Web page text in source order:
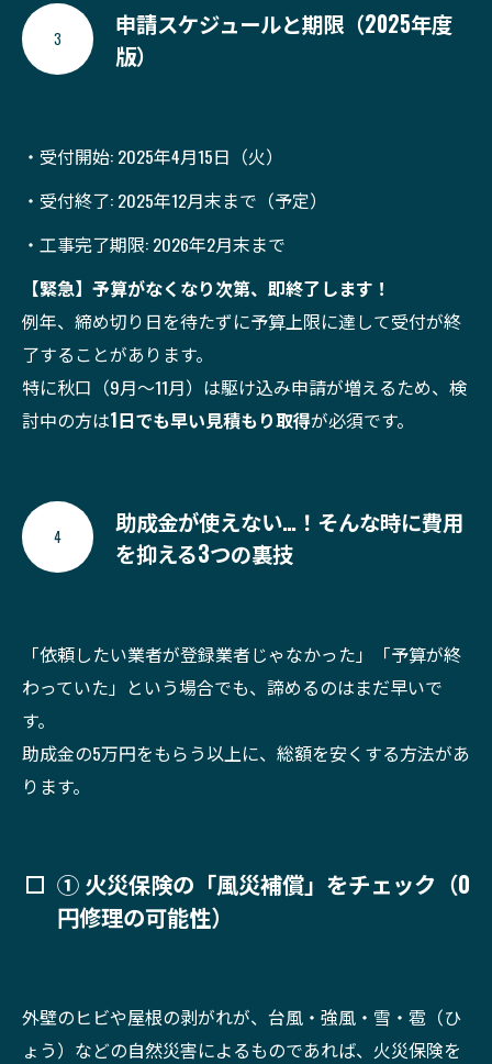
申請スケジュールと期限（2025年度
版）
3
・受付開始: 2025年4月15日（火）
・受付終了: 2025年12月末まで（予定）
・工事完了期限: 2026年2月末まで
【緊急】予算がなくなり次第、即終了します！
例年、締め切り日を待たずに予算上限に達して受付が終
了することがあります。
特に秋口（9月〜11月）は駆け込み申請が増えるため、検
討中の方は1日でも早い見積もり取得が必須です。
助成金が使えない…！そんな時に費用
を抑える3つの裏技
4
「依頼したい業者が登録業者じゃなかった」「予算が終
わっていた」という場合でも、諦めるのはまだ早いで
す。
助成金の5万円をもらう以上に、総額を安くする方法があ
ります。
① 火災保険の「風災補償」をチェック（0
円修理の可能性）
外壁のヒビや屋根の剥がれが、台風・強風・雪・雹（ひ
ょう）などの自然災害によるものであれば、火災保険を